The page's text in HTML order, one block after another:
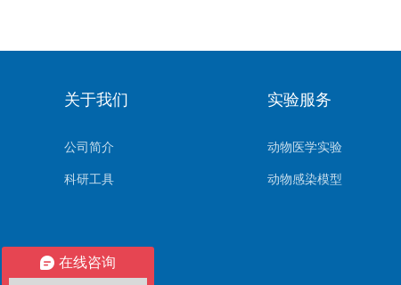
关于我们
公司简介
科研工具
实验服务
动物医学实验
动物感染模型
在线咨询